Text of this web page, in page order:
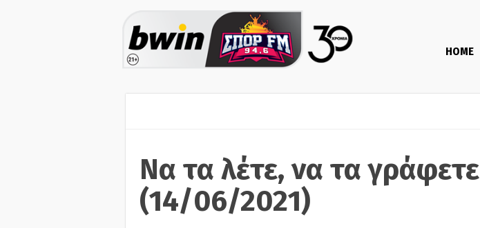
HOME
Να τα λέτε, να τα γράφετε
(14/06/2021)